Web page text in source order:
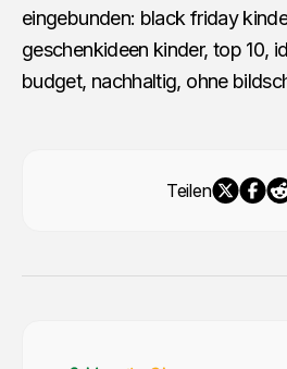
eingebunden: black friday
geschenkideen kinder, top 10,
budget, nachhaltig, ohne
Teilen